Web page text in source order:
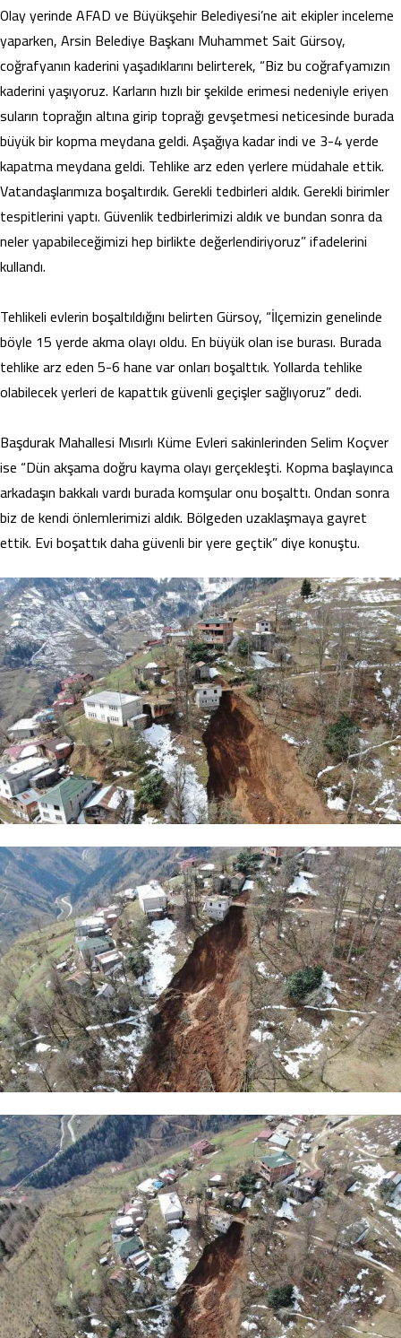
Olay yerinde AFAD ve Büyükşehir Belediyesi’ne ait ekipler inceleme
yaparken, Arsin Belediye Başkanı Muhammet Sait Gürsoy,
coğrafyanın kaderini yaşadıklarını belirterek, “Biz bu coğrafyamızın
kaderini yaşıyoruz. Karların hızlı bir şekilde erimesi nedeniyle eriyen
suların toprağın altına girip toprağı gevşetmesi neticesinde burada
büyük bir kopma meydana geldi. Aşağıya kadar indi ve 3-4 yerde
kapatma meydana geldi. Tehlike arz eden yerlere müdahale ettik.
Vatandaşlarımıza boşaltırdık. Gerekli tedbirleri aldık. Gerekli birimler
tespitlerini yaptı. Güvenlik tedbirlerimizi aldık ve bundan sonra da
neler yapabileceğimizi hep birlikte değerlendiriyoruz” ifadelerini
kullandı.
Tehlikeli evlerin boşaltıldığını belirten Gürsoy, “İlçemizin genelinde
böyle 15 yerde akma olayı oldu. En büyük olan ise burası. Burada
tehlike arz eden 5-6 hane var onları boşalttık. Yollarda tehlike
olabilecek yerleri de kapattık güvenli geçişler sağlıyoruz” dedi.
Başdurak Mahallesi Mısırlı Küme Evleri sakinlerinden Selim Koçver
ise “Dün akşama doğru kayma olayı gerçekleşti. Kopma başlayınca
arkadaşın bakkalı vardı burada komşular onu boşalttı. Ondan sonra
biz de kendi önlemlerimizi aldık. Bölgeden uzaklaşmaya gayret
ettik. Evi boşattık daha güvenli bir yere geçtik” diye konuştu.